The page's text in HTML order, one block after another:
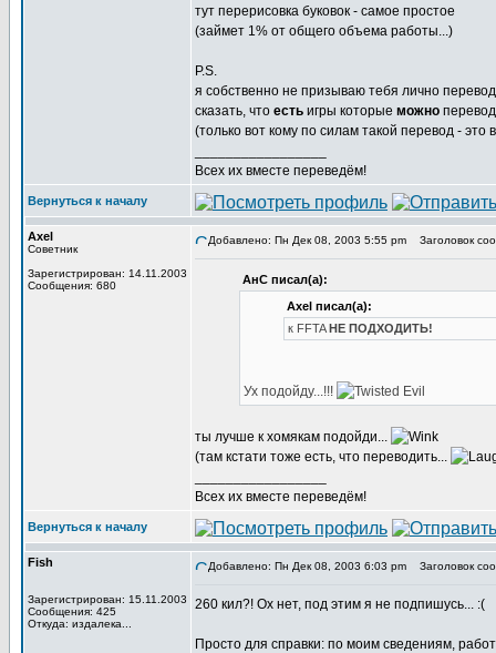
тут перерисовка буковок - самое простое
(займет 1% от общего объема работы...)
P.S.
я собственно не призываю тебя лично
сказать, что есть игры которые можно
(только вот кому по силам такой перевод - это
Всех их вместе переведём!
Вернуться к началу
Axel
Советник
Зарегистрирован: 14.11.2003
Сообщения: 680
Добавлено: Пн Дек 08, 2003 5:55 pm Заголовок
АнС писал(а):
Axel писал(а):
к FFTAНЕ ПОДХОДИТЬ!
Ух подойду...!!!
ты лучше к хомякам подойди...
(там кстати тоже есть, что переводить...
Всех их вместе переведём!
Вернуться к началу
Fish
Зарегистрирован: 15.11.2003
Сообщения: 425
Откуда: издалека...
Добавлено: Пн Дек 08, 2003 6:03 pm Заголовок
260 кил?! Ох нет, под этим я не подпишусь... :(
Просто для справки: по моим сведениям,